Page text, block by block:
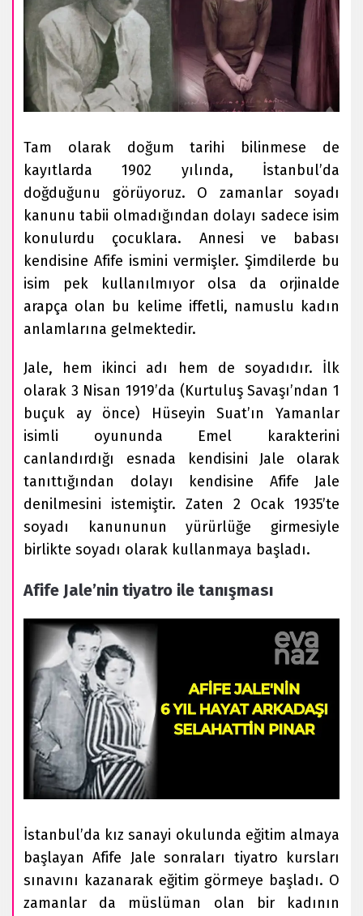
Tam olarak doğum tarihi bilinmese de
kayıtlarda 1902 yılında, İstanbul’da
doğduğunu görüyoruz. O zamanlar soyadı
kanunu tabii olmadığından dolayı sadece isim
konulurdu çocuklara. Annesi ve babası
kendisine Afife ismini vermişler. Şimdilerde bu
isim pek kullanılmıyor olsa da orjinalde
arapça olan bu kelime iffetli, namuslu kadın
anlamlarına gelmektedir.
Jale, hem ikinci adı hem de soyadıdır. İlk
olarak 3 Nisan 1919’da (Kurtuluş Savaşı’ndan 1
buçuk ay önce) Hüseyin Suat’ın Yamanlar
isimli oyununda Emel karakterini
canlandırdığı esnada kendisini Jale olarak
tanıttığından dolayı kendisine Afife Jale
denilmesini istemiştir. Zaten 2 Ocak 1935’te
soyadı kanununun yürürlüğe girmesiyle
birlikte soyadı olarak kullanmaya başladı.
Afife Jale’nin tiyatro ile tanışması
İstanbul’da kız sanayi okulunda eğitim almaya
başlayan Afife Jale sonraları tiyatro kursları
sınavını kazanarak eğitim görmeye başladı. O
zamanlar da müslüman olan bir kadının